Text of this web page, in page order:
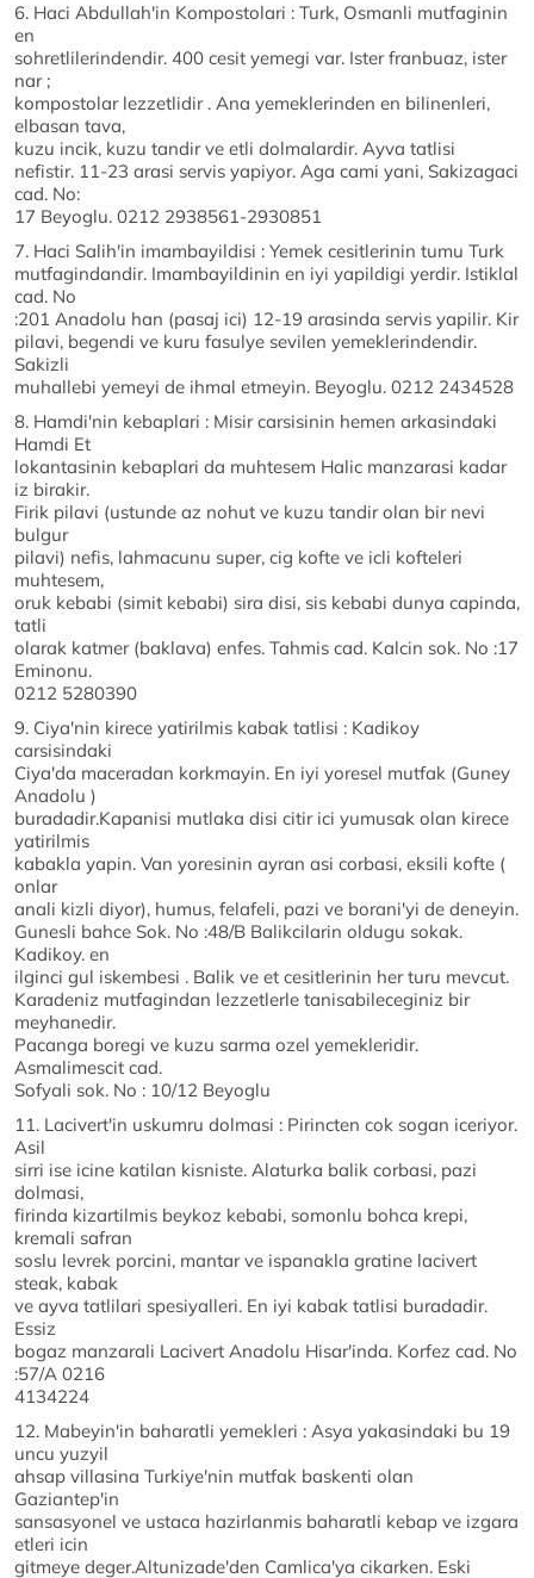
6. Haci Abdullah'in Kompostolari : Turk, Osmanli mutfaginin
en
sohretlilerindendir. 400 cesit yemegi var. Ister franbuaz, ister
nar ;
kompostolar lezzetlidir . Ana yemeklerinden en bilinenleri,
elbasan tava,
kuzu incik, kuzu tandir ve etli dolmalardir. Ayva tatlisi
nefistir. 11-23 arasi servis yapiyor. Aga cami yani, Sakizagaci
cad. No:
17 Beyoglu. 0212 2938561-2930851
7. Haci Salih'in imambayildisi : Yemek cesitlerinin tumu Turk
mutfagindandir. Imambayildinin en iyi yapildigi yerdir. Istiklal
cad. No
:201 Anadolu han (pasaj ici) 12-19 arasinda servis yapilir. Kir
pilavi, begendi ve kuru fasulye sevilen yemeklerindendir.
Sakizli
muhallebi yemeyi de ihmal etmeyin. Beyoglu. 0212 2434528
8. Hamdi'nin kebaplari : Misir carsisinin hemen arkasindaki
Hamdi Et
lokantasinin kebaplari da muhtesem Halic manzarasi kadar
iz birakir.
Firik pilavi (ustunde az nohut ve kuzu tandir olan bir nevi
bulgur
pilavi) nefis, lahmacunu super, cig kofte ve icli kofteleri
muhtesem,
oruk kebabi (simit kebabi) sira disi, sis kebabi dunya capinda,
tatli
olarak katmer (baklava) enfes. Tahmis cad. Kalcin sok. No :17
Eminonu.
0212 5280390
9. Ciya'nin kirece yatirilmis kabak tatlisi : Kadikoy
carsisindaki
Ciya'da maceradan korkmayin. En iyi yoresel mutfak (Guney
Anadolu )
buradadir.Kapanisi mutlaka disi citir ici yumusak olan kirece
yatirilmis
kabakla yapin. Van yoresinin ayran asi corbasi, eksili kofte (
onlar
anali kizli diyor), humus, felafeli, pazi ve borani'yi de deneyin.
Gunesli bahce Sok. No :48/B Balikcilarin oldugu sokak.
Kadikoy. en
ilginci gul iskembesi . Balik ve et cesitlerinin her turu mevcut.
Karadeniz mutfagindan lezzetlerle tanisabileceginiz bir
meyhanedir.
Pacanga boregi ve kuzu sarma ozel yemekleridir.
Asmalimescit cad.
Sofyali sok. No : 10/12 Beyoglu
11. Lacivert'in uskumru dolmasi : Pirincten cok sogan iceriyor.
Asil
sirri ise icine katilan kisniste. Alaturka balik corbasi, pazi
dolmasi,
firinda kizartilmis beykoz kebabi, somonlu bohca krepi,
kremali safran
soslu levrek porcini, mantar ve ispanakla gratine lacivert
steak, kabak
ve ayva tatlilari spesiyalleri. En iyi kabak tatlisi buradadir.
Essiz
bogaz manzarali Lacivert Anadolu Hisar'inda. Korfez cad. No
:57/A 0216
4134224
12. Mabeyin'in baharatli yemekleri : Asya yakasindaki bu 19
uncu yuzyil
ahsap villasina Turkiye'nin mutfak baskenti olan
Gaziantep'in
sansasyonel ve ustaca hazirlanmis baharatli kebap ve izgara
etleri icin
gitmeye deger.Altunizade'den Camlica'ya cikarken. Eski